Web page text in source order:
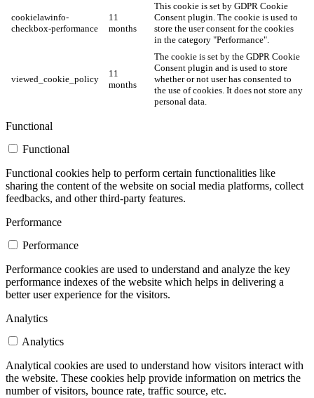
cookielawinfo-
checkbox-performance
11
months
This cookie is set by GDPR Cookie
Consent plugin. The cookie is used to
store the user consent for the cookies
in the category "Performance".
viewed_cookie_policy
11
months
The cookie is set by the GDPR Cookie
Consent plugin and is used to store
whether or not user has consented to
the use of cookies. It does not store any
personal data.
Functional
Functional
Functional cookies help to perform certain functionalities like
sharing the content of the website on social media platforms, collect
feedbacks, and other third-party features.
Performance
Performance
Performance cookies are used to understand and analyze the key
performance indexes of the website which helps in delivering a
better user experience for the visitors.
Analytics
Analytics
Analytical cookies are used to understand how visitors interact with
the website. These cookies help provide information on metrics the
number of visitors, bounce rate, traffic source, etc.